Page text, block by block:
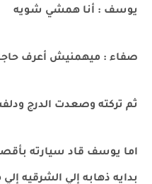
يوسف : أنا همشي شويه
صفاء : ميهمنيش أعرف
ثم تركته وصعدت الدرج
اما يوسف قاد سيارته
بدايه ذهابه إلي الشرقيه